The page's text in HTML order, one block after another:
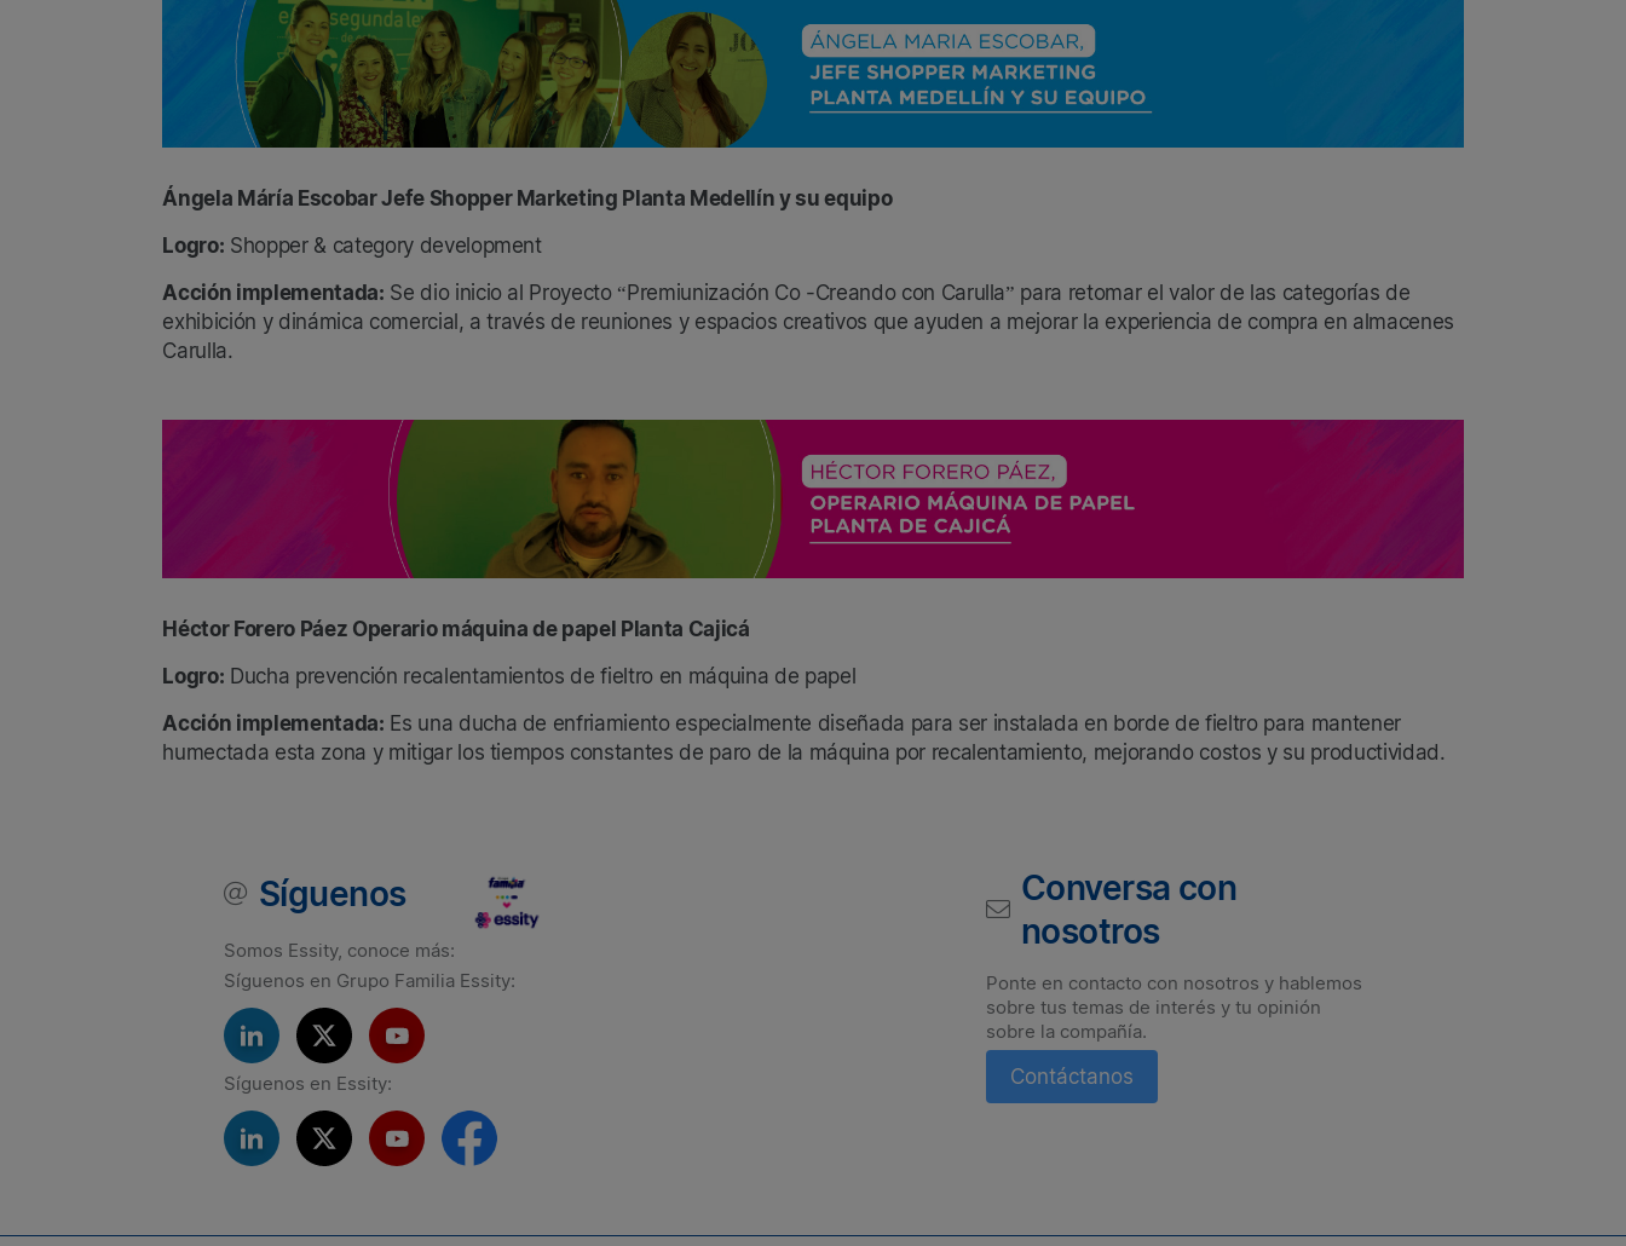
Ángela Máría Escobar Jefe Shopper Marketing Planta Medellín y su equipo
Logro: Shopper & category development
Acción implementada: Se dio inicio al Proyecto “Premiunización Co -Creando con Carulla” para retomar el valor de las categorías de
exhibición y dinámica comercial, a través de reuniones y espacios creativos que ayuden a mejorar la experiencia de compra en almacenes
Carulla.
Héctor Forero Páez Operario máquina de papel Planta Cajicá
Logro: Ducha prevención recalentamientos de fieltro en máquina de papel
Acción implementada: Es una ducha de enfriamiento especialmente diseñada para ser instalada en borde de fieltro para mantener
humectada esta zona y mitigar los tiempos constantes de paro de la máquina por recalentamiento, mejorando costos y su productividad.
Síguenos
Somos Essity, conoce más:
Síguenos en Grupo Familia Essity:
Síguenos en Essity:
Conversa con
nosotros
Ponte en contacto con nosotros y hablemos
sobre tus temas de interés y tu opinión
sobre la compañía.
Contáctanos